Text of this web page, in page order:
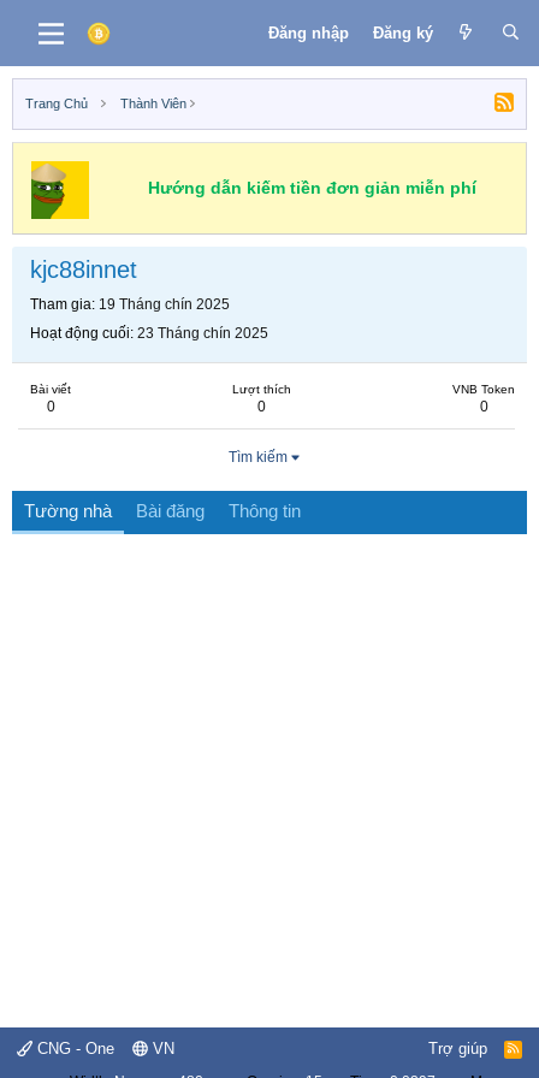
Đăng nhập Đăng ký
Trang Chủ Thành Viên
Hướng dẫn kiếm tiền đơn giản miễn phí
kjc88innet
Tham gia 19 Tháng chín 2025
Hoạt động cuối 23 Tháng chín 2025
Bài viết
0
Lượt thích
0
VNB Token
0
Tìm kiếm
Tường nhà Bài đăng Thông tin
CNG - One VN Trợ giúp
R